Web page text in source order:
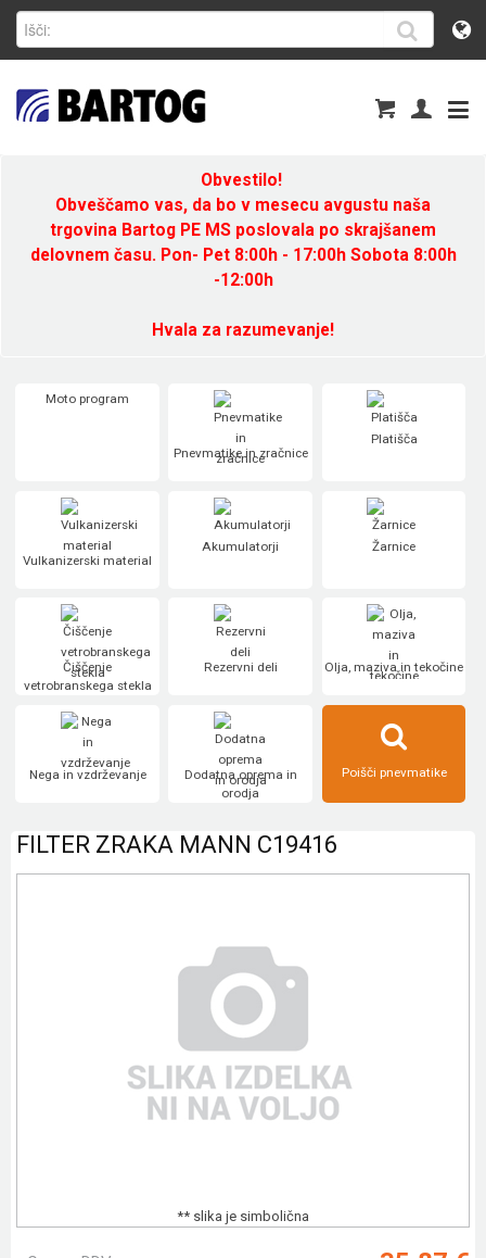
Obvestilo!
Obveščamo vas, da bo v mesecu avgustu naša
trgovina Bartog PE MS poslovala po skrajšanem
delovnem času. Pon- Pet 8:00h - 17:00h Sobota 8:00h
-12:00h
Hvala za razumevanje!
Moto program
Pnevmatike in zračnice
Platišča
Vulkanizerski material
Akumulatorji Žarnice
Čiščenje
vetrobranskega stekla
Rezervni deli Olja, maziva in tekočine
Nega in vzdrževanje
Dodatna oprema in
orodja
Poišči pnevmatike
FILTER ZRAKA MANN C19416
** slika je simbolična